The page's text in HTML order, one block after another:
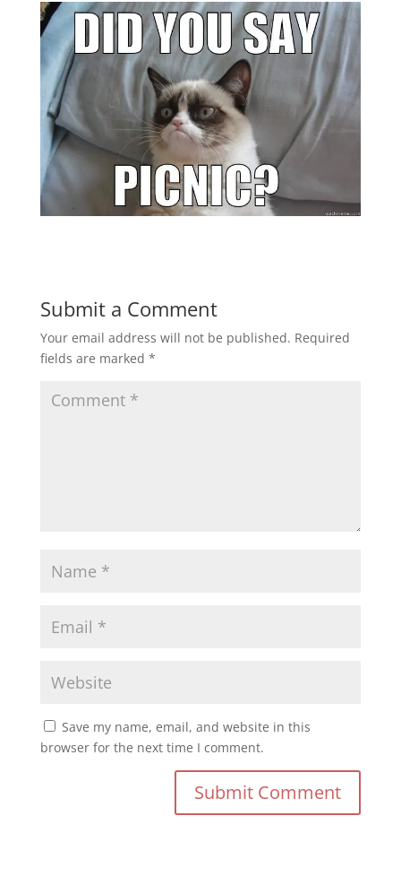
Submit a Comment
Your email address will not be published. Required
fields are marked *
Save my name, email, and website in this
browser for the next time I comment.